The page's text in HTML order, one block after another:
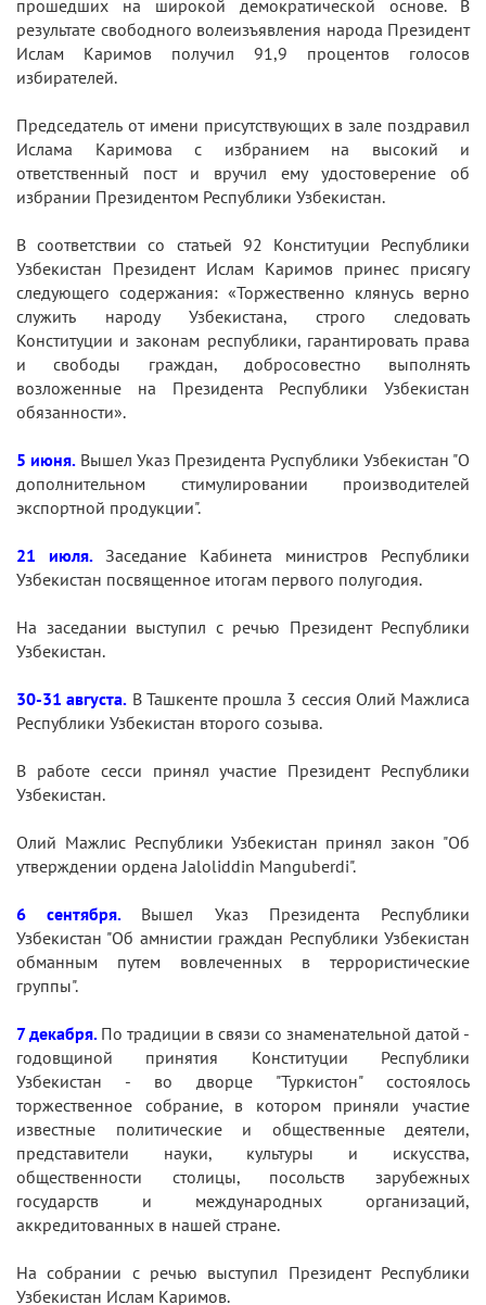
прошедших на широкой демократической основе. В
результате свободного волеизъявления народа Президент
Ислам Каримов получил 91,9 процентов голосов
избирателей.
Председатель от имени присутствующих в зале поздравил
Ислама Каримова с избранием на высокий и
ответственный пост и вручил ему удостоверение об
избрании Президентом Республики Узбекистан.
В соответствии со статьей 92 Конституции Республики
Узбекистан Президент Ислам Каримов принес присягу
следующего содержания: «Торжественно клянусь верно
служить народу Узбекистана, строго следовать
Конституции и законам республики, гарантировать права
и свободы граждан, добросовестно выполнять
возложенные на Президента Республики Узбекистан
обязанности».
5 июня. Вышел Указ Президента Руспублики Узбекистан "О
дополнительном стимулировании производителей
экспортной продукции".
21 июля. Заседание Кабинета министров Республики
Узбекистан посвященное итогам первого полугодия.
На заседании выступил с речью Президент Республики
Узбекистан.
30-31 августа. В Ташкенте прошла 3 сессия Олий Мажлиса
Республики Узбекистан второго созыва.
В работе сесси принял участие Президент Республики
Узбекистан.
Олий Мажлис Республики Узбекистан принял закон "Об
утверждении ордена Jaloliddin Manguberdi".
6 сентября. Вышел Указ Президента Республики
Узбекистан "Об амнистии граждан Республики Узбекистан
обманным путем вовлеченных в террористические
группы".
7 декабря. По традиции в связи со знаменательной датой -
годовщиной принятия Конституции Республики
Узбекистан - во дворце "Туркистон" состоялось
торжественное собрание, в котором приняли участие
известные политические и общественные деятели,
представители науки, культуры и искусства,
общественности столицы, посольств зарубежных
государств и международных организаций,
аккредитованных в нашей стране.
На собрании с речью выступил Президент Республики
Узбекистан Ислам Каримов.